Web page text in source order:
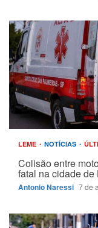
LEME NOTÍCIAS
Colisão entre
fatal na cidade de
Antonio Naressi 7 de